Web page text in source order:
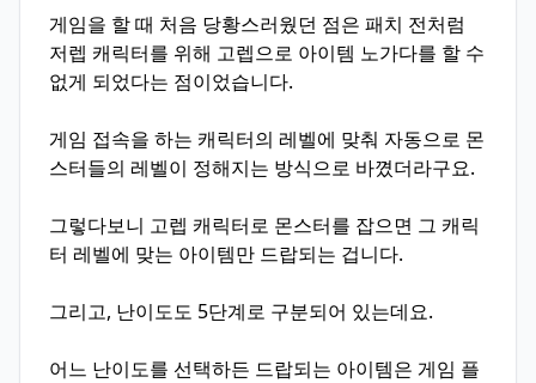
게임을 할 때 처음 당황스러웠던 점은 패치 전처럼
저렙 캐릭터를 위해 고렙으로 아이템 노가다를 할 수
없게 되었다는 점이었습니다.
게임 접속을 하는 캐릭터의 레벨에 맞춰 자동으로 몬
스터들의 레벨이 정해지는 방식으로 바꼈더라구요.
그렇다보니 고렙 캐릭터로 몬스터를 잡으면 그 캐릭
터 레벨에 맞는 아이템만 드랍되는 겁니다.
그리고, 난이도도 5단계로 구분되어 있는데요.
어느 난이도를 선택하든 드랍되는 아이템은 게임 플